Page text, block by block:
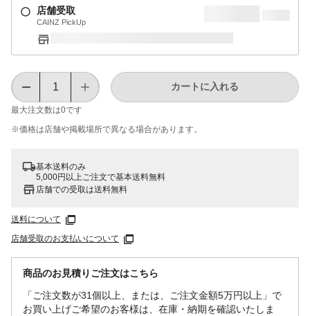
店舗受取
CAINZ PickUp
最大注文数は0です
カートに入れる
※価格は​店舗や​掲載場所で​異なる​場合が​あります。
基本送料のみ
5,000円以上ご注文で基本送料無料
店舗での受取は送料無料
送料について
店舗受取のお支払いについて
商品のお見積りご注文はこちら
「ご注文数が31個以上、または、ご注文金額5万円以上」で
お買い上げご希望のお客様は、在庫・納期を確認いたしま